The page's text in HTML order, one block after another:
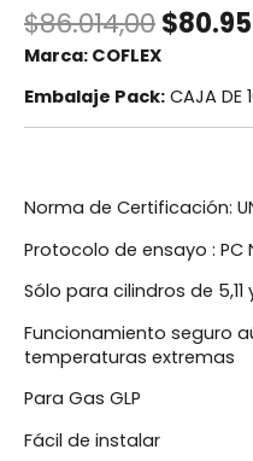
$86.014,00$
Marca: COFLEX
Embalaje Pack: CAJA DE
Norma de Certificación:
Protocolo de ensayo : PC
Sólo para cilindros de 5,11
Funcionamiento seguro
temperaturas extremas
Para Gas GLP
Fácil de instalar